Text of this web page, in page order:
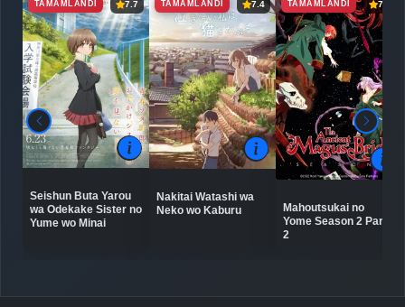
TAMAMLANDI 7.7
Seishun Buta Yarou
wa Odekake Sister no
Yume wo Minai
TAMAMLANDI 7.4
Nakitai Watashi wa
Neko wo Kaburu
TAMAMLANDI 7.9
Mahoutsukai no
Yome Season 2 Part
2